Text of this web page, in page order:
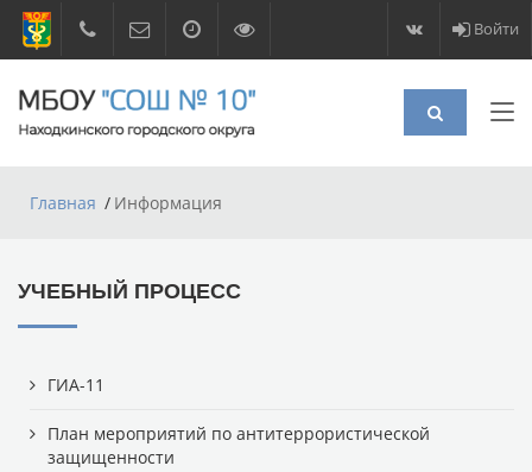
Войти
Главная Информация
УЧЕБНЫЙ ПРОЦЕСС
ГИА-11
План мероприятий по антитеррористической
защищенности